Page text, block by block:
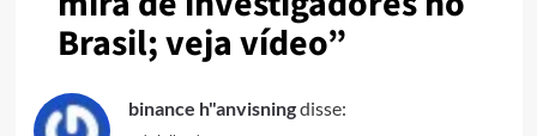
Brasil; veja vídeo”
binance h"anvisningdisse: